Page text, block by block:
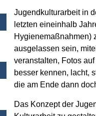
Jugendkulturarbeit in
letzten eineinhalb
Hygienemaßnahmen)
ausgelassen sein,
veranstalten, Fotos
besser kennen, lacht,
die am Ende dann
Das Konzept der